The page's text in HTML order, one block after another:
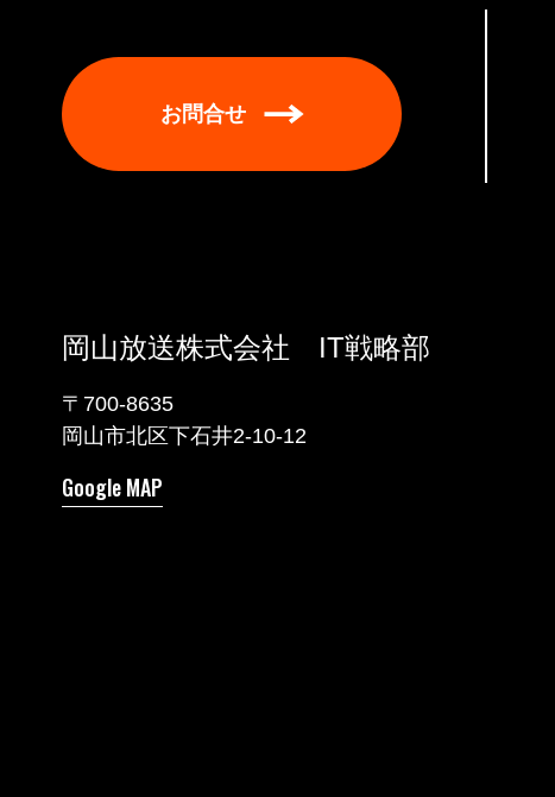
お問合せ
岡山放送株式会社 IT戦略部
〒700-8635
岡山市北区下石井2-10-12
Google MAP